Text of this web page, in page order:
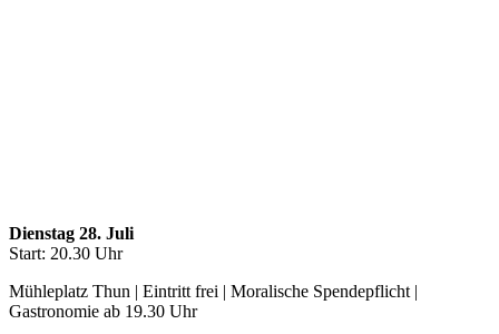
Dienstag 28. Juli
Start: 20.30 Uhr
Mühleplatz Thun | Eintritt frei | Moralische Spendepflicht |
Gastronomie ab 19.30 Uhr